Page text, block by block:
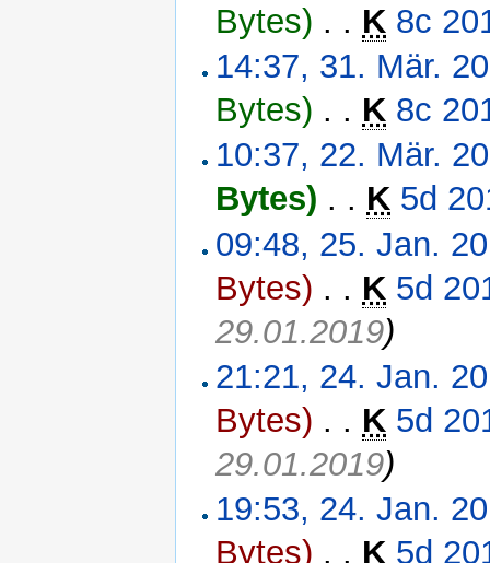
Bytes) . . K 8c
14:37, 31. Mär.
Bytes) . . K 8c
10:37, 22. Mär.
Bytes) . . K 5d
09:48, 25. Jan.
Bytes) . . K 5d
29.01.2019)
21:21, 24. Jan.
Bytes) . . K 5d
29.01.2019)
19:53, 24. Jan.
Bytes) . . K 5d